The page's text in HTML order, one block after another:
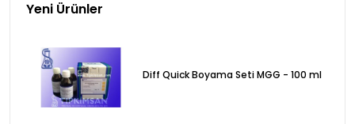
Yeni Ürünler
Diff Quick Boyama Seti MGG - 100 ml